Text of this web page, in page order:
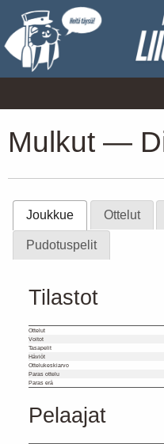
Mulkut —
Joukkue Ottelut
Pudotuspelit
Tilastot
Ottelut
Voitot
Tasapelit
Häviöt
Ottelukeskiarvo
Paras ottelu
Paras erä
Pelaajat